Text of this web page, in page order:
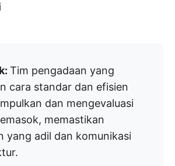
Tim pengadaan yang
cara standar dan efisien
dan mengevaluasi
memastikan
yang adil dan komunikasi